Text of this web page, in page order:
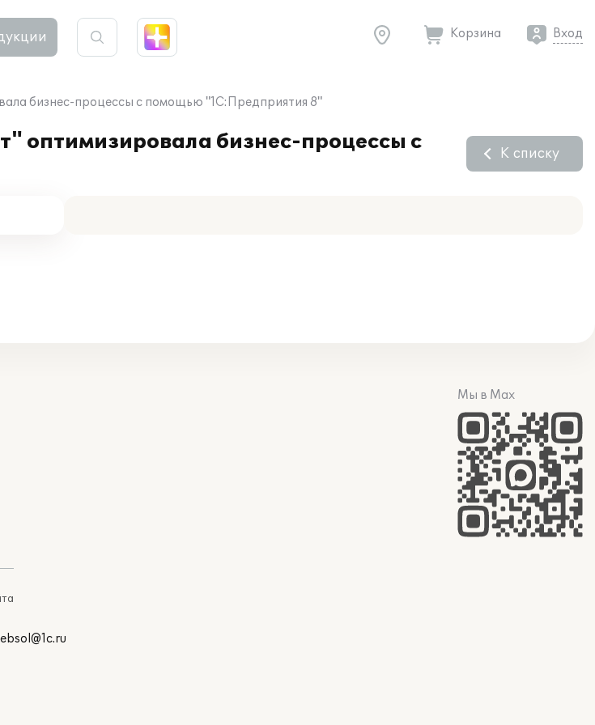
Корзина Вход
бизнес-процессы с помощью "1С:Предприятия 8"
оптимизировала бизнес-процессы с
К списку
Мы в Max